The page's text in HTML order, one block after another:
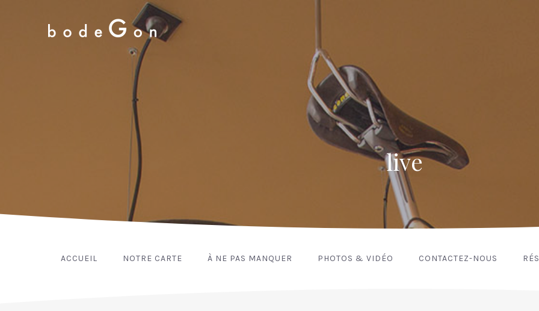
live
ACCUEIL NOTRE CARTE À NE PAS MANQUER PHOTOS & VIDÉO CONTACTEZ-NOUS